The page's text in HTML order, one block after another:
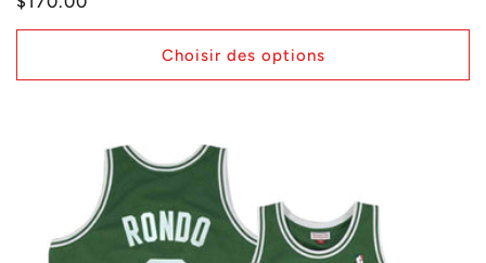
habituel
Choisir des options